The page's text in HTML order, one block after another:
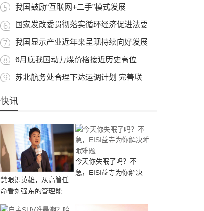
我国鼓励“互联网+二手”模式发展
国家发改委贯彻落实循环经济促进法要
我国显示产业近年来呈现持续向好发展
6月底我国动力煤价格接近历史高位
苏北航务处合理下达运调计划 完善联
快讯
慧眼识英雄，从高管任
命看刘强东的管理能
今天你失眠了吗？不
急，EISI益寺为你解决